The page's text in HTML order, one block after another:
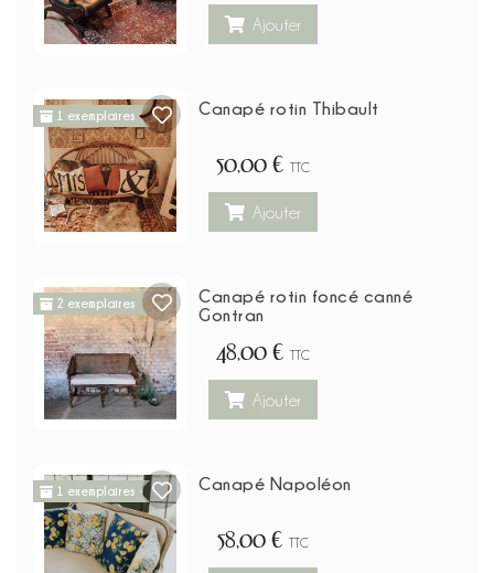
Ajouter
1 exemplaires Canapé rotin Thibault
50,00 € TTC
Ajouter
2 exemplaires
Canapé rotin foncé canné
Gontran
48,00 € TTC
Ajouter
1 exemplaires Canapé Napoléon
58,00 € TTC